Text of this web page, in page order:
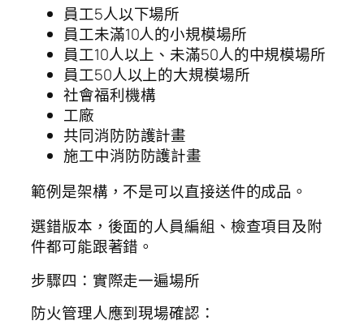
員工5人以下場所
員工未滿10人的小規模場所
員工10人以上、未滿50人的中規模場所
員工50人以上的大規模場所
社會福利機構
工廠
共同消防防護計畫
施工中消防防護計畫
範例是架構，不是可以直接送件的成品。
選錯版本，後面的人員編組、檢查項目及附
件都可能跟著錯。
步驟四：實際走一遍場所
防火管理人應到現場確認：